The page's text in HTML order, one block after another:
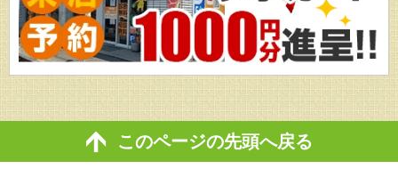
このページの先頭へ戻る